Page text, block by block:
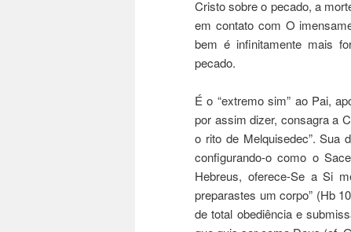
Cristo sobre o pecado, a
em contato com O
bem é infinitamente mais
pecado.
É o “extremo sim” ao Pai,
por assim dizer, consagra a
o rito de Melquisedec”. Sua
configurando-o como o
Hebreus, oferece-Se a Si
preparastes um corpo” (Hb
de total obediência e